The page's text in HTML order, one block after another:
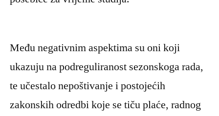
Među negativnim aspektima su oni koji
ukazuju na podreguliranost sezonskoga rada,
te učestalo nepoštivanje i postojećih
zakonskih odredbi koje se tiču plaće, radnog